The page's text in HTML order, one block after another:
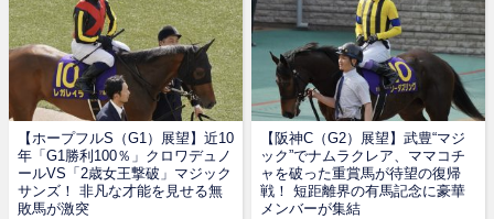
【ホープフルS（G1）展望】近10
年「G1勝利100％」クロワデュノ
ールVS「2歳女王撃破」マジック
サンズ！ 非凡な才能を見せる無
敗馬が激突
【阪神C（G2）展望】武豊“マジ
ック”でナムラクレア、ママコチ
ャを破った重賞馬が待望の復帰
戦！ 短距離界の有馬記念に豪華
メンバーが集結